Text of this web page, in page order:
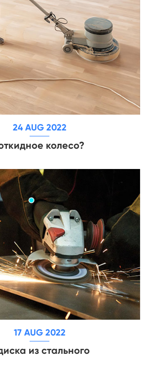
24 AUG 2022
колесо?
17 AUG 2022
из стального